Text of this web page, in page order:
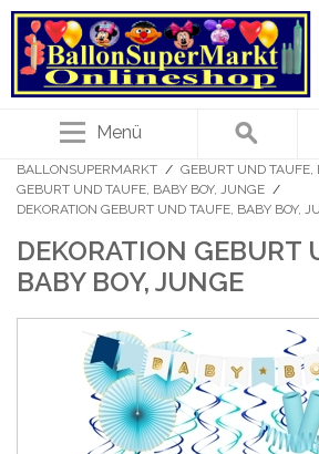
Menü
BALLONSUPERMARKT / GEBURT UND TAUFE,
GEBURT UND TAUFE, BABY BOY, JUNGE /
DEKORATION GEBURT UND TAUFE, BABY BOY,
DEKORATION GEBURT
BABY BOY, JUNGE